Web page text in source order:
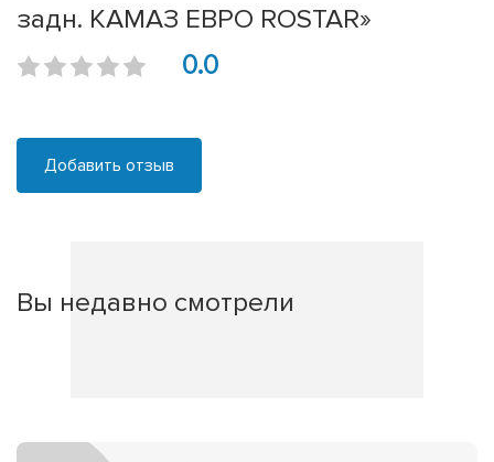
задн. КАМАЗ ЕВРО ROSTAR»
0.0
Добавить отзыв
Вы недавно смотрели